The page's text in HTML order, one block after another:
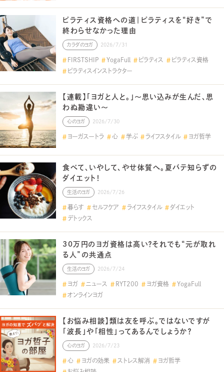
ピラティス資格への道｜ピラティスを“好き”で
終わらせなかった理由
カラダのヨガ 2026/7/31
FIRSTSHIP YogaFull ピラティス
ピラティス資格
ピラティスインストラクター
【連載】「ヨガと人と。」～思い込みが生んだ、思
わぬ勘違い～
心のヨガ 2026/7/30
ヨーガスートラ 心 学ぶ ライフスタイル ヨガ哲学
食べて、いやして、やせ体質へ。夏バテ知らずの
ダイエット！
生活のヨガ 2026/7/26
暮らす セルフケア ライフスタイル
ダイエット
デトックス
30万円のヨガ資格は高い？それでも“元が取れ
る人”の共通点
生活のヨガ 2026/7/24
ヨガ ニュース RYT200 ヨガ資格
YogaFull
オンラインヨガ
【お悩み相談】類は友を呼ぶ。ではないですが
「波長」や「相性」ってあるんでしょうか？
心のヨガ 2026/7/23
心 ヨガの効果 ストレス解消
ヨガ哲学